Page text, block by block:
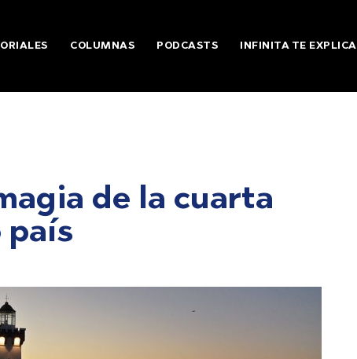
COLUMNAS PODCASTS INFINITA TE EXPLICA
de la cuarta
país